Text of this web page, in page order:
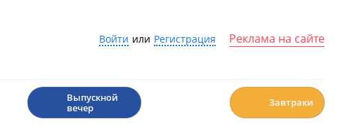
Войти или Регистрация Реклама на сайте
Выпускной
вечер
Завтраки